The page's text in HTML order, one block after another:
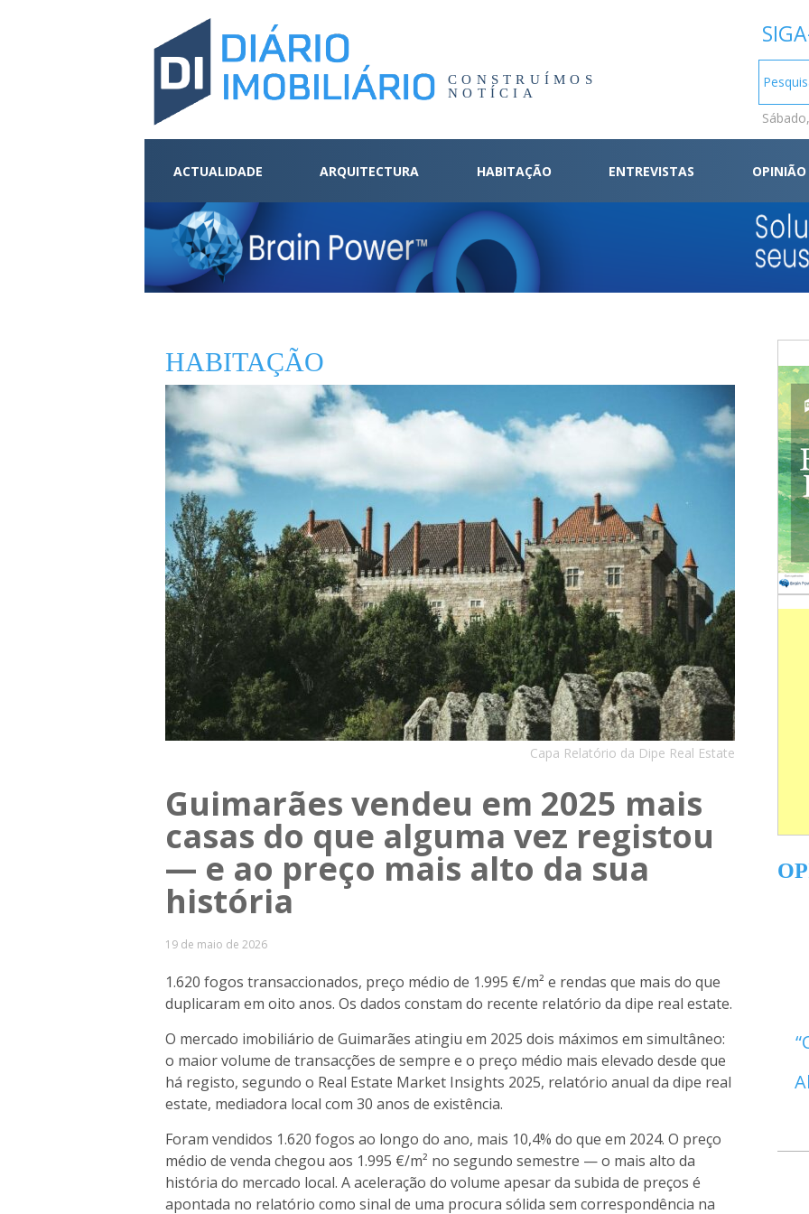
CONSTRUÍMOS
NOTÍCIA
ACTUALIDADE ARQUITECTURA HABITAÇÃO ENTREVISTAS OPINIÃO
HABITAÇÃO
Capa Relatório da Dipe Real Estate
Guimarães vendeu em 2025 mais
casas do que alguma vez registou
— e ao preço mais alto da sua
história
19 de maio de 2026
1.620 fogos transaccionados, preço médio de 1.995 €/m² e rendas que mais do que
duplicaram em oito anos. Os dados constam do recente relatório da dipe real estate.
O mercado imobiliário de Guimarães atingiu em 2025 dois máximos em simultâneo:
o maior volume de transacções de sempre e o preço médio mais elevado desde que
há registo, segundo o Real Estate Market Insights 2025, relatório anual da dipe real
estate, mediadora local com 30 anos de existência.
Foram vendidos 1.620 fogos ao longo do ano, mais 10,4% do que em 2024. O preço
médio de venda chegou aos 1.995 €/m² no segundo semestre — o mais alto da
história do mercado local. A aceleração do volume apesar da subida de preços é
apontada no relatório como sinal de uma procura sólida sem correspondência na